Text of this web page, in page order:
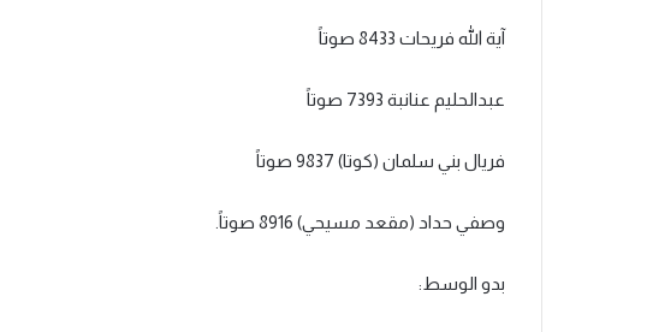
آية الله فريحات 8433 صوتاً
عبدالحليم عنانبة 7393 صوتاً
فريال بني سلمان (كوتا) 9837 صوتاً
وصفي حداد (مقعد مسيحي) 8916 صوتاً.
بدو الوسط: